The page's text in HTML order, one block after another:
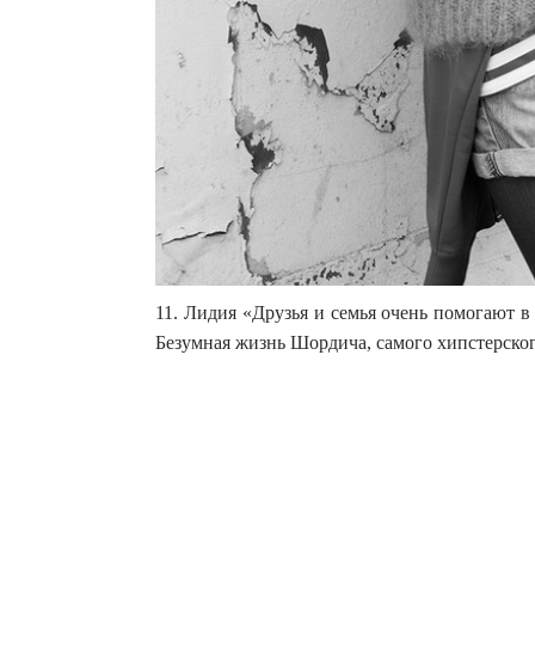
11. Лидия «Друзья и семья очень помогают
Безумная жизнь Шордича, самого